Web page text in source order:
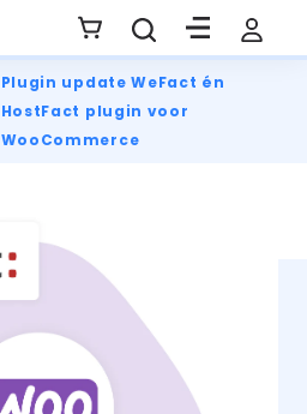
Plugin update WeFact én
HostFact plugin voor
WooCommerce